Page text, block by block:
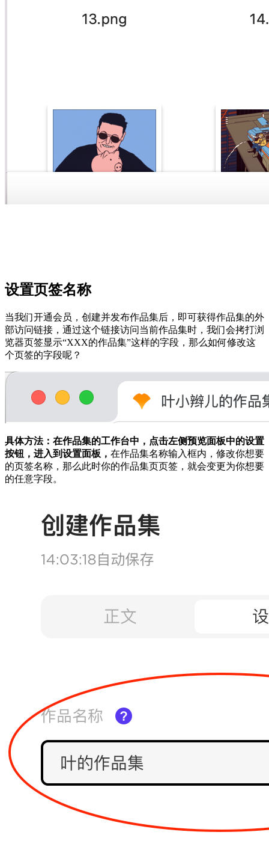
设置页签名称
当我们开通会员，创建并发布作品集后，即可获得作品集的外
部访问链接，通过这个链接访问当前作品集时，我们会拷打浏
览器页签显示“XXX的作品集”这样的字段，那么如何修改这
个页签的字段呢？
具体方法：在作品集的工作台中，点击左侧预览面板中的设置
按钮，进入到设置面板， 在作品集名称输入框内，修改你想要
的页签名称，那么此时你的作品集页页签，就会变更为你想要
的任意字段。